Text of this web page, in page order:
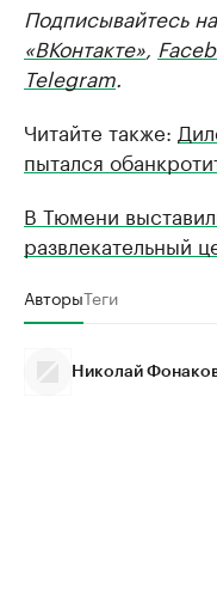
Подписывайтесь
«ВКонтакте»,
Telegram.
Читайте также:
пытался
В Тюмени
развлекательный
АвторыТеги
Николай